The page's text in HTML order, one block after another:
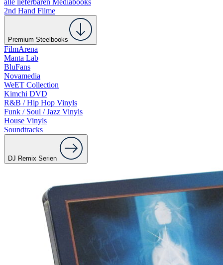
alle lieferbaren Mediabooks
2nd Hand Filme
Premium Steelbooks
FilmArena
Manta Lab
BluFans
Novamedia
WeET Collection
Kimchi DVD
R&B / Hip Hop Vinyls
Funk / Soul / Jazz Vinyls
House Vinyls
Soundtracks
DJ Remix Serien